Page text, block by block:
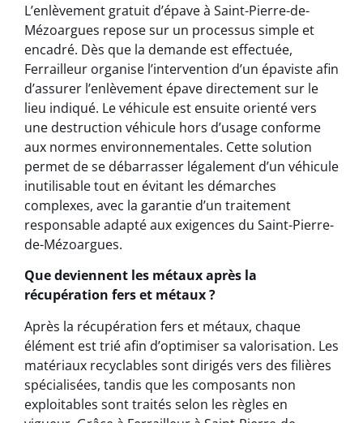
L’enlèvement gratuit d’épave à Saint-Pierre-de-
Mézoargues repose sur un processus simple et
encadré. Dès que la demande est effectuée,
Ferrailleur organise l’intervention d’un épaviste afin
d’assurer l’enlèvement épave directement sur le
lieu indiqué. Le véhicule est ensuite orienté vers
une destruction véhicule hors d’usage conforme
aux normes environnementales. Cette solution
permet de se débarrasser légalement d’un véhicule
inutilisable tout en évitant les démarches
complexes, avec la garantie d’un traitement
responsable adapté aux exigences du Saint-Pierre-
de-Mézoargues.
Que deviennent les métaux après la
récupération fers et métaux ?
Après la récupération fers et métaux, chaque
élément est trié afin d’optimiser sa valorisation. Les
matériaux recyclables sont dirigés vers des filières
spécialisées, tandis que les composants non
exploitables sont traités selon les règles en